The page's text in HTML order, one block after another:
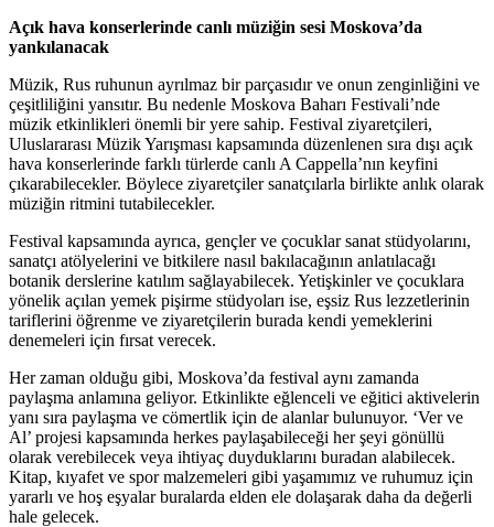
Açık hava konserlerinde canlı müziğin sesi Moskova’da
yankılanacak
Müzik, Rus ruhunun ayrılmaz bir parçasıdır ve onun zenginliğini ve
çeşitliliğini yansıtır. Bu nedenle Moskova Baharı Festivali’nde
müzik etkinlikleri önemli bir yere sahip. Festival ziyaretçileri,
Uluslararası Müzik Yarışması kapsamında düzenlenen sıra dışı açık
hava konserlerinde farklı türlerde canlı A Cappella’nın keyfini
çıkarabilecekler. Böylece ziyaretçiler sanatçılarla birlikte anlık olarak
müziğin ritmini tutabilecekler.
Festival kapsamında ayrıca, gençler ve çocuklar sanat stüdyolarını,
sanatçı atölyelerini ve bitkilere nasıl bakılacağının anlatılacağı
botanik derslerine katılım sağlayabilecek. Yetişkinler ve çocuklara
yönelik açılan yemek pişirme stüdyoları ise, eşsiz Rus lezzetlerinin
tariflerini öğrenme ve ziyaretçilerin burada kendi yemeklerini
denemeleri için fırsat verecek.
Her zaman olduğu gibi, Moskova’da festival aynı zamanda
paylaşma anlamına geliyor. Etkinlikte eğlenceli ve eğitici aktivelerin
yanı sıra paylaşma ve cömertlik için de alanlar bulunuyor. ‘Ver ve
Al’ projesi kapsamında herkes paylaşabileceği her şeyi gönüllü
olarak verebilecek veya ihtiyaç duyduklarını buradan alabilecek.
Kitap, kıyafet ve spor malzemeleri gibi yaşamımız ve ruhumuz için
yararlı ve hoş eşyalar buralarda elden ele dolaşarak daha da değerli
hale gelecek.